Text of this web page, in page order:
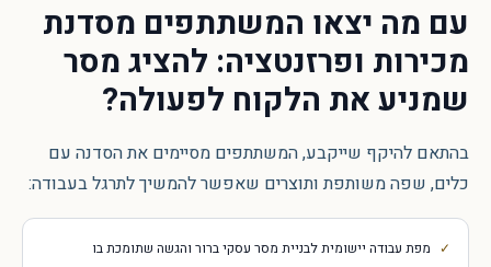
עם מה יצאו המשתתפים מסדנת
מכירות ופרזנטציה: להציג מסר
שמניע את הלקוח לפעולה?
בהתאם להיקף שייקבע, המשתתפים מסיימים את הסדנה עם
כלים, שפה משותפת ותוצרים שאפשר להמשיך לתרגל בעבודה:
מפת עבודה יישומית לבניית מסר עסקי ברור והגשה שתומכת בו